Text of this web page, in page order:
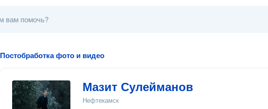
Постобработка фото и видео
Мазит Сулейманов
Нефтекамск